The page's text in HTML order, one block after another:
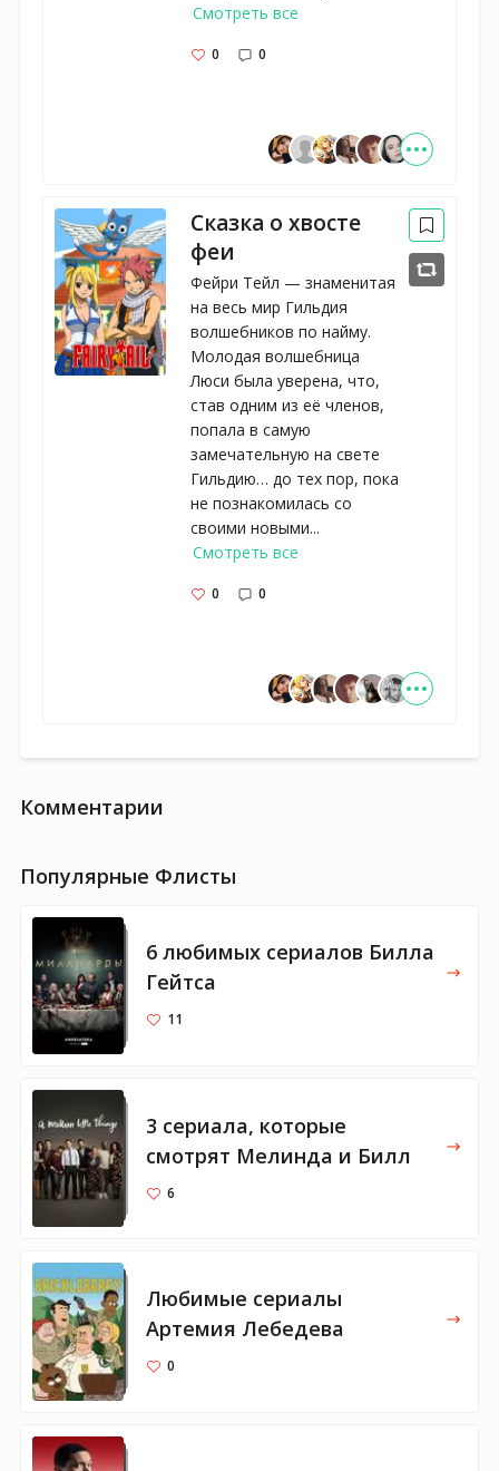
Смотреть все
0 0
Сказка о хвосте
феи
Фейри Тейл — знаменитая
на весь мир Гильдия
волшебников по найму.
Молодая волшебница
Люси была уверена, что,
став одним из её членов,
попала в самую
замечательную на свете
Гильдию… до тех пор, пока
не познакомилась со
своими новыми...
Смотреть все
0 0
Комментарии
Популярные Флисты
6 любимых сериалов Билла
Гейтса
11
3 сериала, которые
смотрят Мелинда и Билл
6
Любимые сериалы
Артемия Лебедева
0